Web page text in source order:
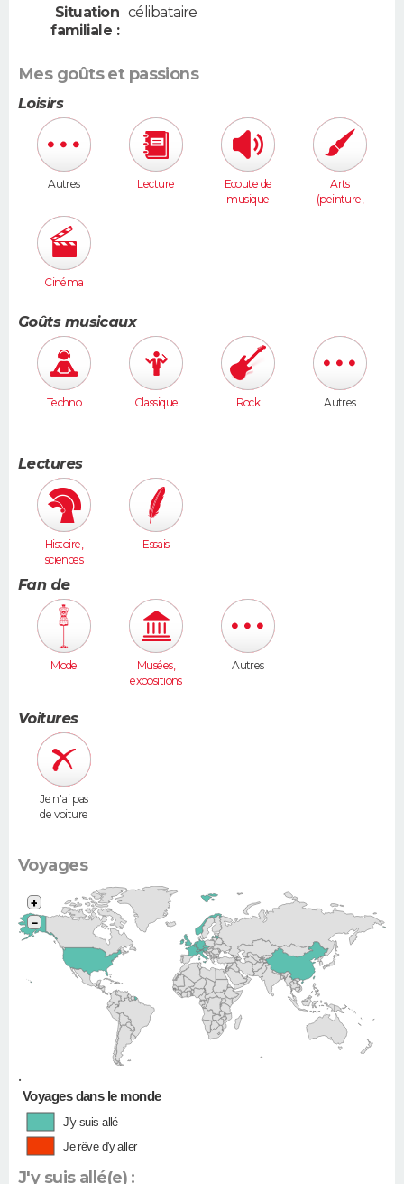
Situation
familiale :
célibataire
Mes goûts et passions
Loisirs
Autres Lecture
Ecoute de
musique
Arts
(peinture,
Cinéma
Goûts musicaux
Techno Classique Rock Autres
Lectures
Histoire,
sciences
humaines
Essais
Fan de
Mode
Musées,
expositions
Autres
Voitures
Je n'ai pas
de voiture
Voyages
•
+
−
Voyages dans le monde
J'y suis allé
Je rêve d'y aller
J'y suis allé(e) :